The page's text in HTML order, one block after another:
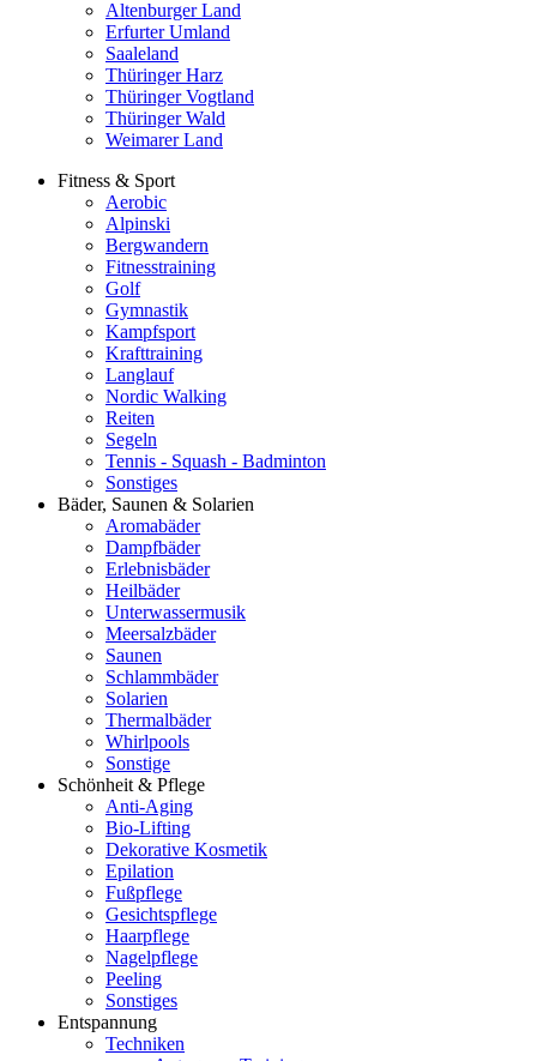
Altenburger Land
Erfurter Umland
Saaleland
Thüringer Harz
Thüringer Vogtland
Thüringer Wald
Weimarer Land
Fitness & Sport
Aerobic
Alpinski
Bergwandern
Fitnesstraining
Golf
Gymnastik
Kampfsport
Krafttraining
Langlauf
Nordic Walking
Reiten
Segeln
Tennis - Squash - Badminton
Sonstiges
Bäder, Saunen & Solarien
Aromabäder
Dampfbäder
Erlebnisbäder
Heilbäder
Unterwassermusik
Meersalzbäder
Saunen
Schlammbäder
Solarien
Thermalbäder
Whirlpools
Sonstige
Schönheit & Pflege
Anti-Aging
Bio-Lifting
Dekorative Kosmetik
Epilation
Fußpflege
Gesichtspflege
Haarpflege
Nagelpflege
Peeling
Sonstiges
Entspannung
Techniken